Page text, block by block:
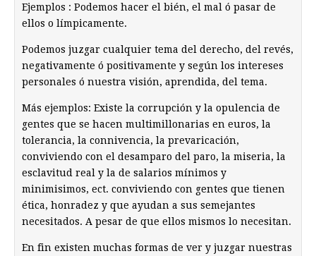
Ejemplos : Podemos hacer el bién, el mal ó pasar de
ellos o límpicamente.
Podemos juzgar cualquier tema del derecho, del revés,
negativamente ó positivamente y según los intereses
personales ó nuestra visión, aprendida, del tema.
Más ejemplos: Existe la corrupción y la opulencia de
gentes que se hacen multimillonarias en euros, la
tolerancia, la connivencia, la prevaricación,
conviviendo con el desamparo del paro, la miseria, la
esclavitud real y la de salarios mínimos y
minimisimos, ect. conviviendo con gentes que tienen
ética, honradez y que ayudan a sus semejantes
necesitados. A pesar de que ellos mismos lo necesitan.
En fin existen muchas formas de ver y juzgar nuestras